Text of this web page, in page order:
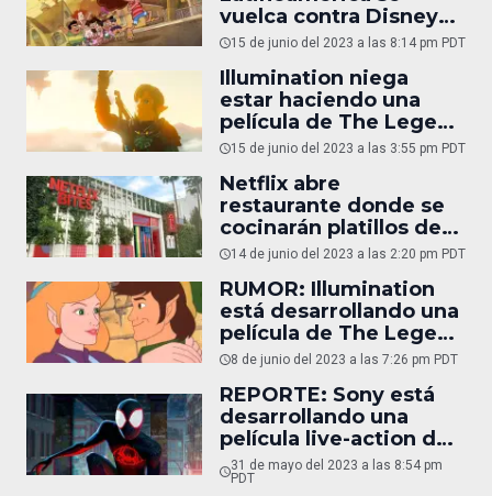
vuelca contra Disney
por nueva serie
15 de junio del 2023 a las 8:14 pm PDT
Illumination niega
estar haciendo una
película de The Legend
of Zelda
15 de junio del 2023 a las 3:55 pm PDT
Netflix abre
restaurante donde se
cocinarán platillos de
sus series
14 de junio del 2023 a las 2:20 pm PDT
RUMOR: Illumination
está desarrollando una
película de The Legend
of Zelda
8 de junio del 2023 a las 7:26 pm PDT
REPORTE: Sony está
desarrollando una
película live-action de
Spider-Man: Miles
Morales
31 de mayo del 2023 a las 8:54 pm
PDT